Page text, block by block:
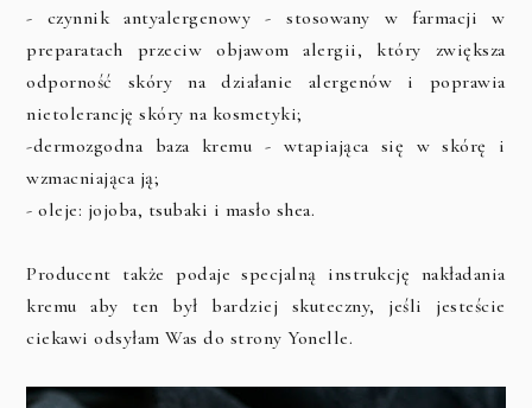
- czynnik antyalergenowy - stosowany w farmacji w
preparatach przeciw objawom alergii, który zwiększa
odporność skóry na działanie alergenów i poprawia
nietolerancję skóry na kosmetyki;
-dermozgodna baza kremu - wtapiająca się w skórę i
wzmacniająca ją;
- oleje: jojoba, tsubaki i masło shea.
Producent także podaje specjalną instrukcję nakładania
kremu aby ten był bardziej skuteczny, jeśli jesteście
ciekawi odsyłam Was do strony Yonelle.